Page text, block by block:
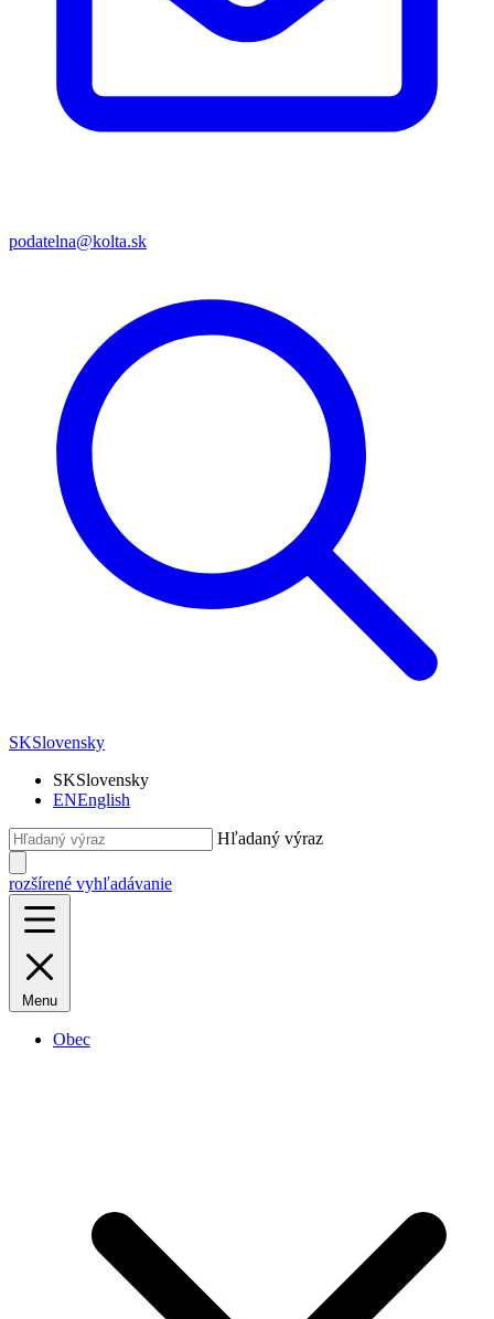
podatelna@kolta.sk
SKSlovensky
SKSlovensky
ENEnglish
Hľadaný výraz
rozšírené vyhľadávanie
Menu
Obec